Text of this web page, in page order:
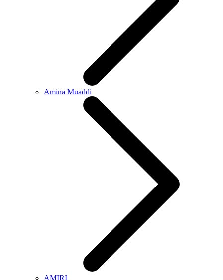
Amina Muaddi
AMIRI